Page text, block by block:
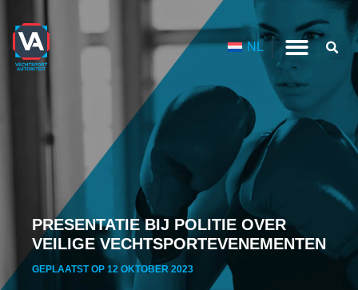
NL
PRESENTATIE BIJ POLITIE OVER
VEILIGE VECHTSPORTEVENEMENTEN
GEPLAATST OP 12 OKTOBER 2023